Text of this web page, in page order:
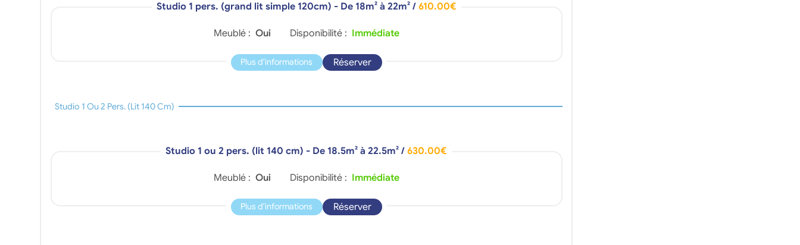
Studio 1 pers. (grand lit simple 120cm) - De 18m² à 22m² / 610.00€
Meublé : Oui Disponibilité : Immédiate
Plus d'informations Réserver
Studio 1 Ou 2 Pers. (lit 140 Cm)
Studio 1 ou 2 pers. (lit 140 cm) - De 18.5m² à 22.5m² / 630.00€
Meublé : Oui Disponibilité : Immédiate
Plus d'informations Réserver